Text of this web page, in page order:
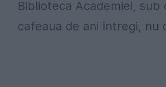
Biblioteca Academiei, sub
cafeaua de ani întregi, nu